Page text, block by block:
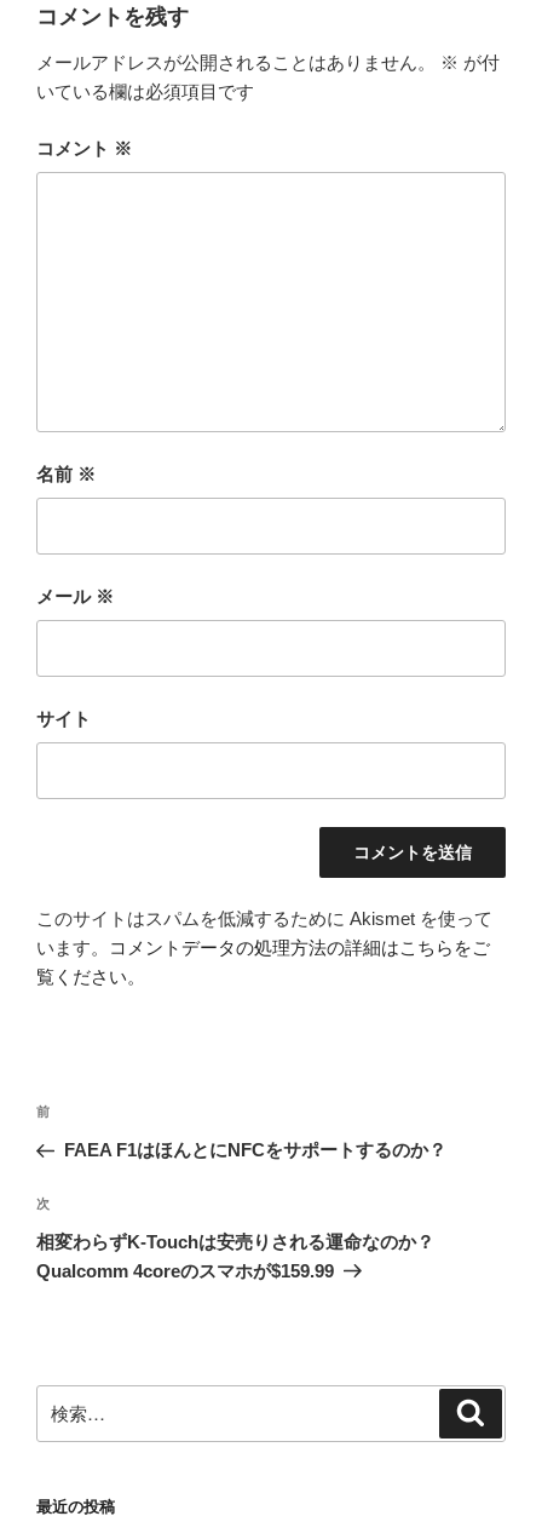
コメントを残す
メールアドレスが公開されることはありません。 ※ が付
いている欄は必須項目です
コメント ※
名前 ※
メール ※
サイト
このサイトはスパムを低減するために Akismet を使って
います。
コメントデータの処理方法の詳細はこちらをご
覧ください。
投
ナ
ビ
ゲ
ー
前
の
稿
前
FAEA F1はほんとにNFCをサポートするのか？
次
の
投
次
相変わらずK-Touchは安売りされる運命なのか？
Qualcomm 4coreのスマホが$159.99
索:
最近の投稿